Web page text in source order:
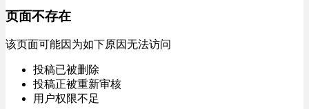
页面不存在
该页面可能因为如下原因无法访问
投稿已被删除
投稿正被重新审核
用户权限不足